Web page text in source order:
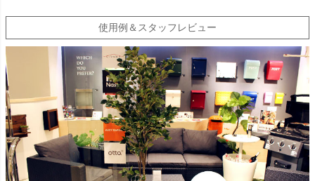
使用例＆スタッフレビュー